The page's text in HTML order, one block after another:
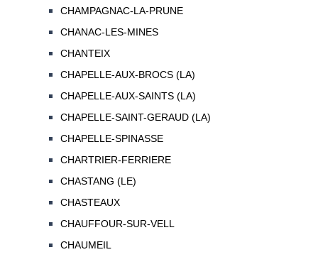
CHAMPAGNAC-LA-PRUNE
CHANAC-LES-MINES
CHANTEIX
CHAPELLE-AUX-BROCS (LA)
CHAPELLE-AUX-SAINTS (LA)
CHAPELLE-SAINT-GERAUD (LA)
CHAPELLE-SPINASSE
CHARTRIER-FERRIERE
CHASTANG (LE)
CHASTEAUX
CHAUFFOUR-SUR-VELL
CHAUMEIL